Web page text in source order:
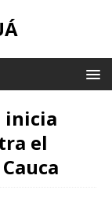
inicia
el